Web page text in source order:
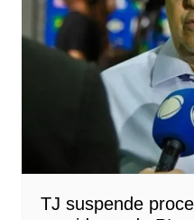
TJ suspende